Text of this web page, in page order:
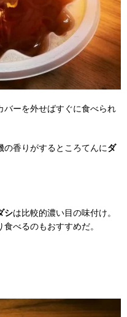
バーを外せばすぐに食べられ
香りがするところてんにダ
シは比較的濃い目の味付け。
べるのもおすすめだ。